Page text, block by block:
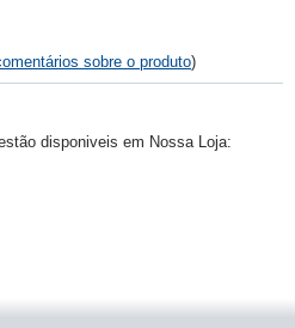
sobre o produto)
disponiveis em Nossa Loja: